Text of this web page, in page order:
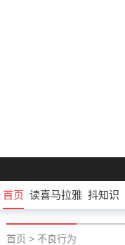
首页 读喜马拉雅 抖知识
首页 > 不良行为